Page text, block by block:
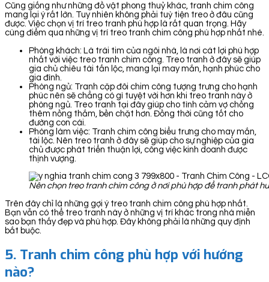
Cũng giống như những đồ vật phong thuỷ khác, tranh chim công
mang lại ý rất lớn. Tuy nhiên không phải tuỳ tiện treo ở đâu cũng
được. Việc chọn vị trí treo tranh phù hợp là rất quan trọng. Hãy
cùng điểm qua những vị trí treo tranh chim công phù hợp nhất nhé.
Phòng khách: Là trái tim của ngôi nhà, là nơi cát lợi phù hợp
nhất với việc treo tranh chim công. Treo tranh ở đây sẽ giúp
gia chủ chiêu tài tấn lộc, mang lại may mắn, hạnh phúc cho
gia đình.
Phòng ngủ: Tranh cặp đôi chim công tượng trưng cho hạnh
phúc nên sẽ chẳng có gì tuyệt vời hơn khi treo tranh này ở
phòng ngủ. Treo tranh tại đây giúp cho tình cảm vợ chồng
thêm nồng thắm, bền chặt hơn. Đồng thời cũng tốt cho
đường con cái.
Phòng làm việc: Tranh chim công biểu trưng cho may mắn,
tài lộc. Nên treo tranh ở đây sẽ giúp cho sự nghiệp của gia
chủ được phát triển thuận lợi, công việc kinh doanh được
thịnh vượng.
Nên chọn treo tranh chim công ở nơi phù hợp để tranh phát
Trên đây chỉ là những gợi ý treo tranh chim công phù hợp nhất.
Bạn vẫn có thể treo tranh này ở những vị trí khác trong nhà miễn
sao bạn thấy đẹp và phù hợp. Đây không phải là những quy định
bắt buộc.
5. Tranh chim công phù hợp với hướng
nào?